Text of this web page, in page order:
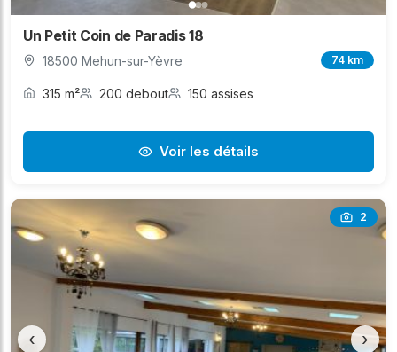
Un Petit Coin de Paradis 18
18500 Mehun-sur-Yèvre 74 km
315 m² 200 debout 150 assises
Voir les détails
2
‹ ›